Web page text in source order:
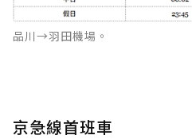
品川→羽田機場。
京急線首班車